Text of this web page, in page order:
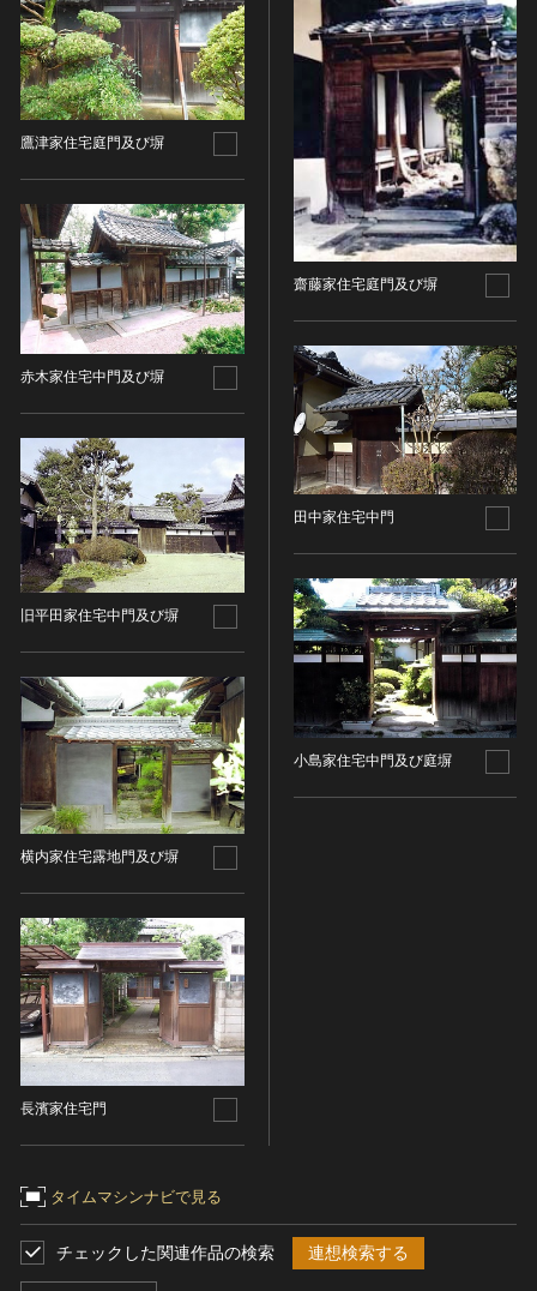
鷹津家住宅庭門及び塀
赤木家住宅中門及び塀
旧平田家住宅中門及び塀
横内家住宅露地門及び塀
長濱家住宅門
齋藤家住宅庭門及び塀
田中家住宅中門
小島家住宅中門及び庭塀
タイムマシンナビで見る
チェックした関連作品の検索 連想検索する
五代十国 [中国]
宋 [中国]
元 [中国]
明 [中国]
清 [中国]
木簡・木製品類
骨角・牙・貝製品類
その他
歴史資料／書跡・典籍／古文書
絵図・地図
その他
伝統芸能
能楽
文楽
歌舞伎
その他
工芸技術
金工
漆芸
染織
生活文化（食文化を除く）
食文化
その他
民俗
有形民俗文化財
古墳
社寺跡又は旧境内
城跡
集落跡
その他
名勝
海浜
文化財保存技術
地方指定文化財
COPYRIGHT NOT EVALUATED（著作権未評価）
COPYRIGHT UNDETERMINED（著作権未決定）
NO KNOWN COPYRIGHT（知る限り著作権なし）
COPYRIGHT UNDETERMINED - JP ORPHAN
WORK（著作権未決定-裁定制度利用著作物）